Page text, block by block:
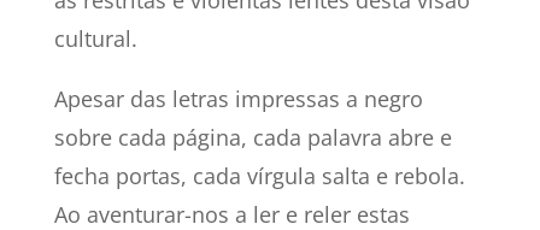
cultural.
Apesar das letras impressas a negro
sobre cada página, cada palavra abre e
fecha portas, cada vírgula salta e rebola.
Ao aventurar-nos a ler e reler estas